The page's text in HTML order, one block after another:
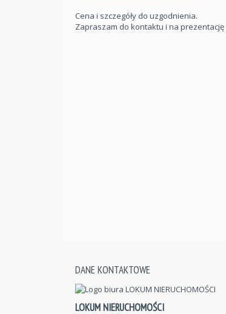
Cena i szczegóły do uzgodnienia.
Zapraszam do kontaktu i na
DANE KONTAKTOWE
LOKUM NIERUCHOMOŚCI